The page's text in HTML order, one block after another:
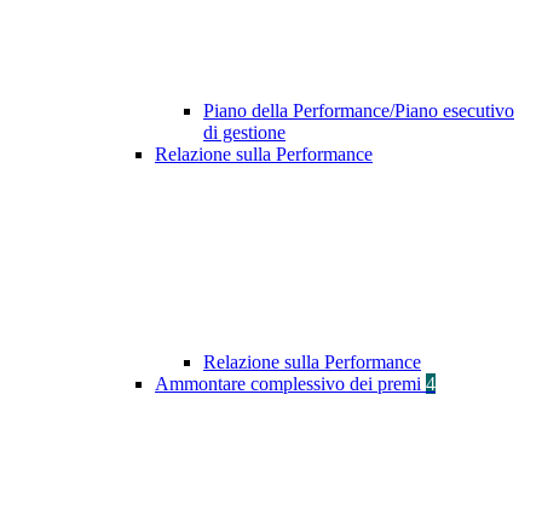
Piano della Performance/Piano esecutivo
di gestione
Relazione sulla Performance
Relazione sulla Performance
Ammontare complessivo dei premi 4